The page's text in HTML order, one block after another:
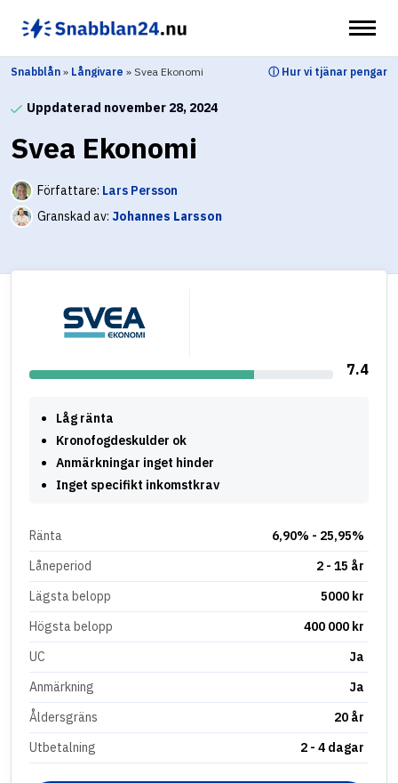
innehåll
Snabblån » Långivare » Svea Ekonomi ⓘ Hur vi tjänar pengar
Uppdaterad november 28, 2024
Svea Ekonomi
Författare: Lars Persson
Granskad av: Johannes Larsson
7.4
Låg ränta
Kronofogdeskulder ok
Anmärkningar inget hinder
Inget specifikt inkomstkrav
Ränta
6,90% - 25,95%
Låneperiod
2 - 15 år
Lägsta belopp
5000 kr
Högsta belopp
400 000 kr
UC
Ja
Anmärkning
Ja
Åldersgräns
20 år
Utbetalning
2 - 4 dagar